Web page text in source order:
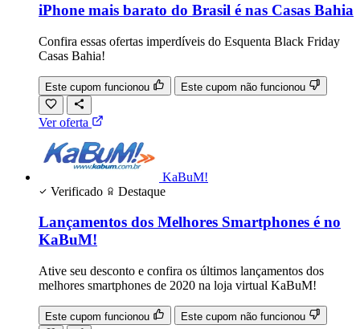
iPhone mais barato do Brasil é nas Casas Bahia
Confira essas ofertas imperdíveis do Esquenta Black Friday
Casas Bahia!
Este cupom funcionou Este cupom não funcionou
Ver oferta
KaBuM!
Verificado
Destaque
Lançamentos dos Melhores Smartphones é no
KaBuM!
Ative seu desconto e confira os últimos lançamentos dos
melhores smartphones de 2020 na loja virtual KaBuM!
Este cupom funcionou Este cupom não funcionou